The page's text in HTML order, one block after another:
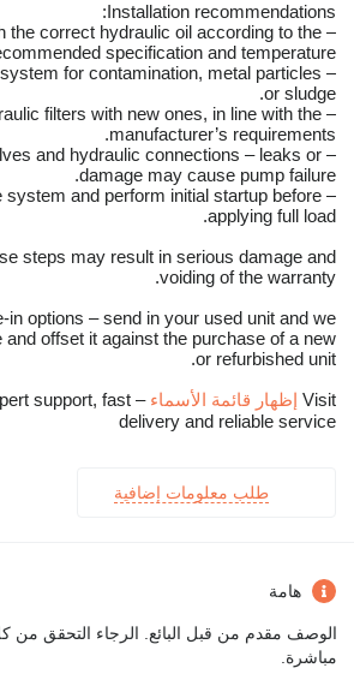
Installation recommendations:
the correct hydraulic oil according to the
specification and temperature.
system for contamination, metal particles
or sludge.
filters with new ones, in line with the
manufacturer’s requirements.
and hydraulic connections – leaks or
damage may cause pump failure.
system and perform initial startup before
applying full load.
steps may result in serious damage and
voiding of the warranty.
in options – send in your used unit and we
and offset it against the purchase of a new
or refurbished unit.
Visit إظهار قائمة الأسماء
support, fast
delivery and reliable service
طلب معلومات إضافية
هامة
الوصف مقدم من قبل البائع. الرجاء التحقق من كل
مباشرة.